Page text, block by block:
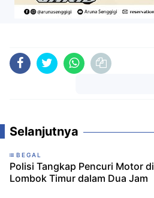
Selanjutnya
BEGAL
Polisi Tangkap Pencuri Motor di
Lombok Timur dalam Dua Jam